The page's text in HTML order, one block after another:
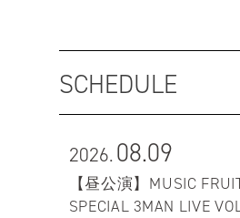
SCHEDULE
2026.08.09
【昼公演】MUSIC
SPECIAL 3MAN LIVE